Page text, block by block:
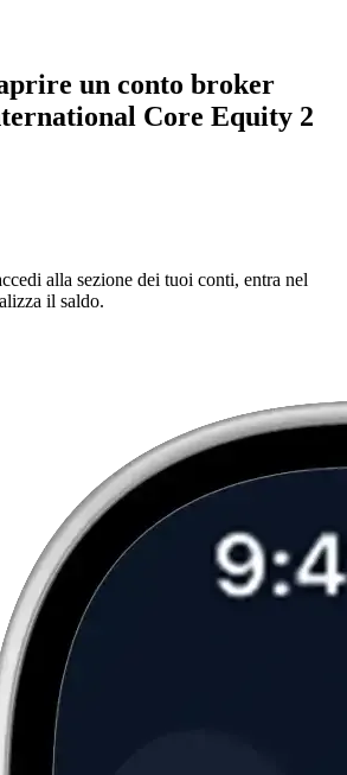
un conto broker
Core Equity 2
alla sezione dei tuoi conti, entra nel
il saldo.